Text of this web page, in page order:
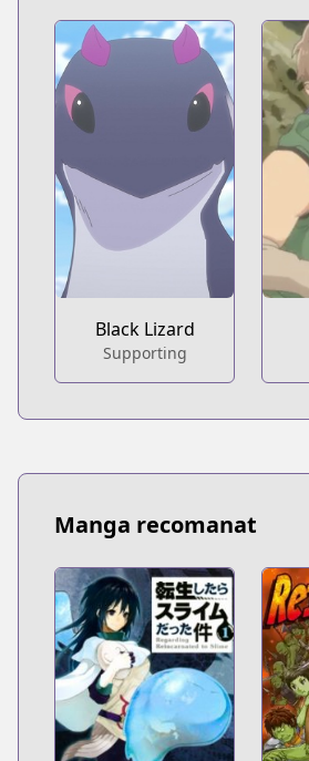
Black Lizard
Supporting
Manga recomanat